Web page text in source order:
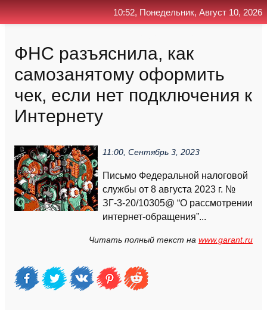
ФНС разъяснила, как
самозанятому оформить
чек, если нет подключения к
Интернету
11:00, Сентябрь 3, 2023
Письмо Федеральной налоговой
службы от 8 августа 2023 г. №
ЗГ-3-20/10305@ “О рассмотрении
интернет-обращения”...
Читать полный текст на www.garant.ru
10:52, Понедельник, Август 10, 2026